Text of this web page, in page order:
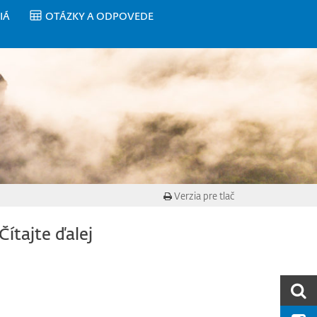
OTÁZKY A ODPOVEDE
Verzia pre tlač
ďalej